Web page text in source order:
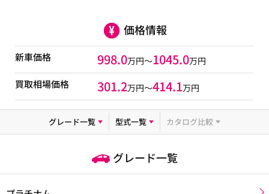
価格情報
新車価格 998.0万円～1045.0万円
買取相場価格 301.2万円〜414.1万円
グレード一覧 型式一覧 カタログ比較
グレード一覧